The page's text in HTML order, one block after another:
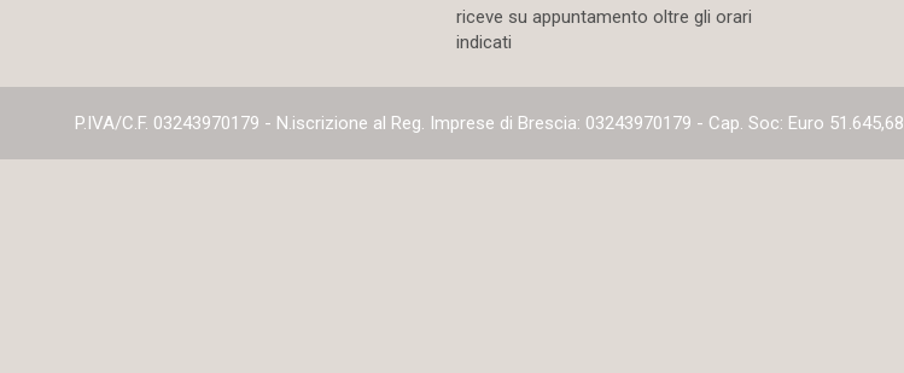
riceve su appuntamento oltre gli orari
indicati
P.IVA/C.F. 03243970179 - N.iscrizione al Reg. Imprese di Brescia: 03243970179 - Cap. Soc: Euro 51.645,68